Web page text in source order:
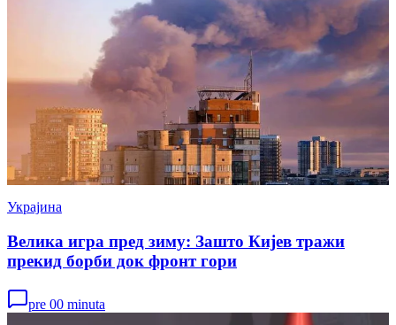
Украјина
Велика игра пред зиму: Зашто Кијев тражи
прекид борби док фронт гори
pre 00 minuta